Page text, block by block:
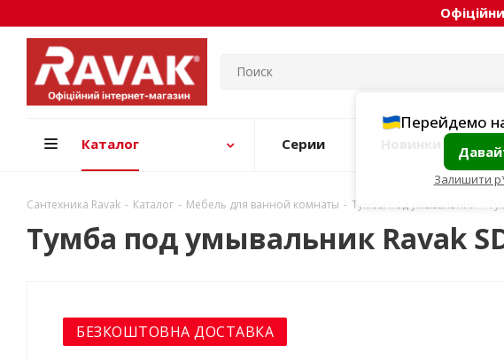
Перейдемо
Залишити
Каталог Серии
Сантехника Ravak - Каталог - Мебель для ванной комнаты - Тумбы под умывальник
Тумба под умывальник Ravak
БЕЗКОШТОВНА ДОСТАВКА